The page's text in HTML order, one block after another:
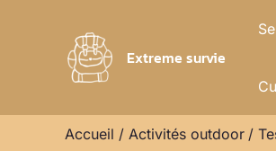
Extreme survie
Accueil Activités outdoor